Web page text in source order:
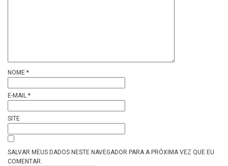
NOME *
E-MAIL *
SITE
SALVAR MEUS DADOS NESTE NAVEGADOR PARA A PRÓXIMA VEZ QUE EU
COMENTAR.